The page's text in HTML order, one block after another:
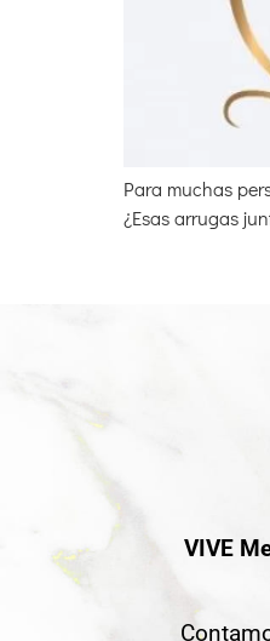
Para muchas
¿Esas arrugas
VIVE